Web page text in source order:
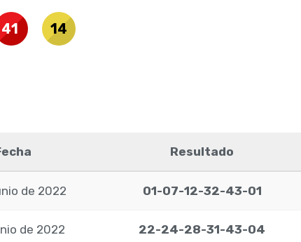
41 14
Resultado
de 2022 01-07-12-32-43-01
de 2022 22-24-28-31-43-04